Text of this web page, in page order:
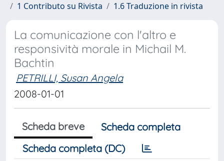
1 Contributo su Rivista
1.6 Traduzione in rivista
La comunicazione con l'altro e
responsività morale in Michail M.
Bachtin
PETRILLI, Susan Angela
2008-01-01
Scheda breve
Scheda completa
Scheda completa (DC)